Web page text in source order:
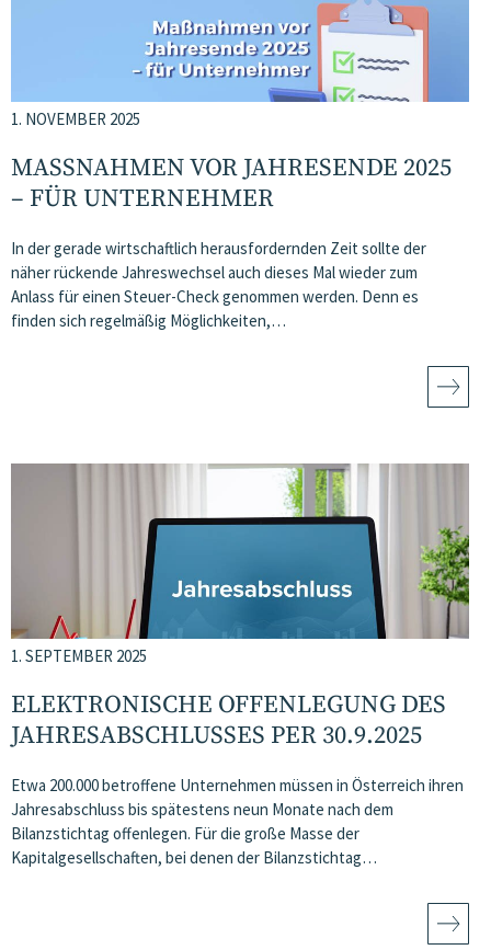
1. NOVEMBER 2025
MASSNAHMEN VOR JAHRESENDE 2025 –
FÜR UNTERNEHMER
In der gerade wirtschaftlich herausfordernden Zeit sollte der
näher rückende Jahreswechsel auch dieses Mal wieder zum
Anlass für einen Steuer-Check genommen werden. Denn es
finden sich regelmäßig Möglichkeiten,…
1. SEPTEMBER 2025
ELEKTRONISCHE OFFENLEGUNG DES
JAHRESABSCHLUSSES PER 30.9.2025
Etwa 200.000 betroffene Unternehmen müssen in Österreich ihren
Jahresabschluss bis spätestens neun Monate nach dem
Bilanzstichtag offenlegen. Für die große Masse der
Kapitalgesellschaften, bei denen der Bilanzstichtag…